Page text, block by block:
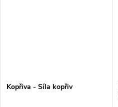
Kopřiva - Síla kopřiv